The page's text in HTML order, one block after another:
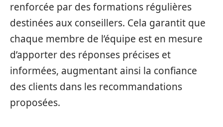
renforcée par des formations régulières
destinées aux conseillers. Cela garantit que
chaque membre de l’équipe est en mesure
d’apporter des réponses précises et
informées, augmentant ainsi la confiance
des clients dans les recommandations
proposées.